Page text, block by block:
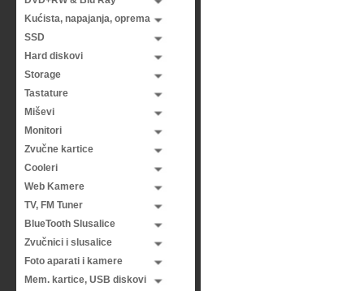
Kućista, napajanja, oprema
SSD
Hard diskovi
Storage
Tastature
Miševi
Monitori
Zvučne kartice
Cooleri
Web Kamere
TV, FM Tuner
BlueTooth Slusalice
Zvučnici i slusalice
Foto aparati i kamere
Mem. kartice, USB diskovi